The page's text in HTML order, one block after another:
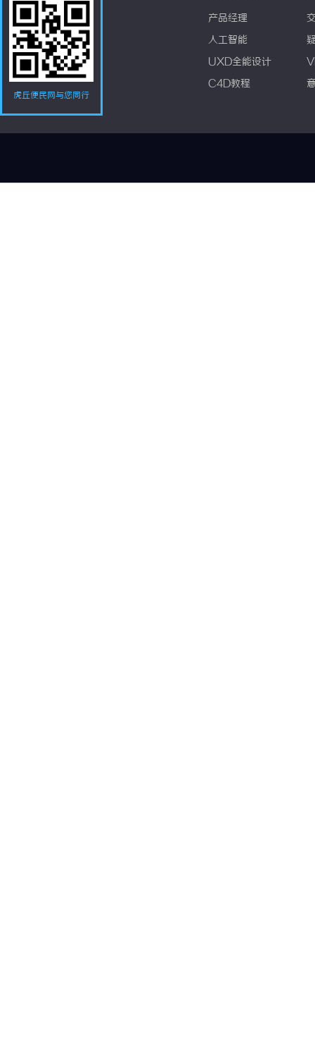
虎丘便民网与您同行
产品经理
人工智能
UXD全能设计
C4D教程